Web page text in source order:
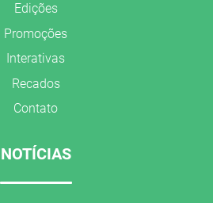
Edições
Promoções
Interativas
Recados
Contato
NOTÍCIAS